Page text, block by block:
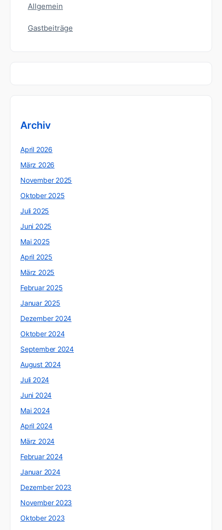
Allgemein
Gastbeiträge
Archiv
April 2026
März 2026
November 2025
Oktober 2025
Juli 2025
Juni 2025
Mai 2025
April 2025
März 2025
Februar 2025
Januar 2025
Dezember 2024
Oktober 2024
September 2024
August 2024
Juli 2024
Juni 2024
Mai 2024
April 2024
März 2024
Februar 2024
Januar 2024
Dezember 2023
November 2023
Oktober 2023